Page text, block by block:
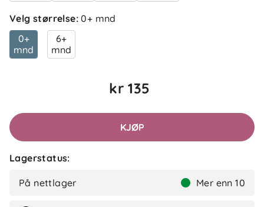
Velg størrelse:0+ mnd
0+
mnd
6+
mnd
kr 135
KJØP
Lagerstatus:
På nettlager Mer enn 10
CM Christiane M
2 måneder siden
SR